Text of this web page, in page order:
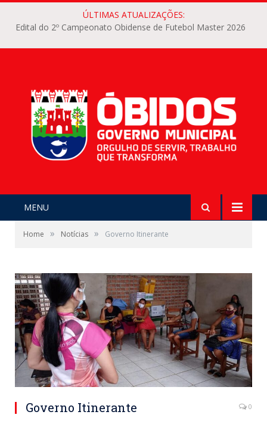
ÚLTIMAS ATUALIZAÇÕES:
Edital do 2º Campeonato Obidense de Futebol Master 2026
MENU
Home » Notícias » Governo Itinerante
Governo Itinerante 0